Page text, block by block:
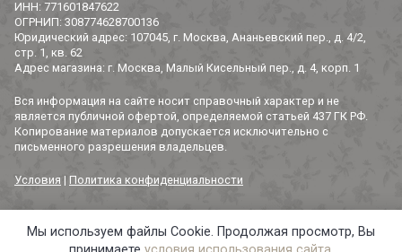
ИНН: 771601847622
ОГРНИП: 308774628700136
Юридический адрес: 107045, г. Москва, Ананьевский пер., д. 4/2,
стр. 1, кв. 62
Адрес магазина: г. Москва, Малый Кисельный пер., д. 4, корп. 1
Вся информация на сайте носит справочный характер и не
является публичной офертой, определяемой статьей 437 ГК РФ.
Копирование материалов допускается исключительно с
письменного разрешения владельцев.
Условия | Политика конфиденциальности
© 2014-2026 «3 СОРОКИ». Все права защищены.
Мы используем файлы Cookie. Продолжая просмотр, Вы